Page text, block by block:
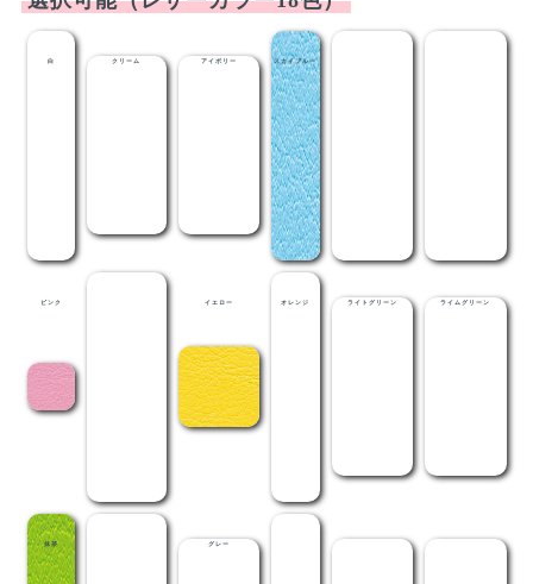
クリーム アイボリー スカイブルー
ピンク イエロー オレンジ ライトグリーン ライムグリーン
抹茶 グレー